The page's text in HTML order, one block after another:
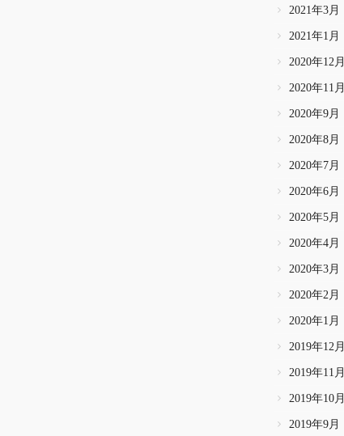
2021年3月
2021年1月
2020年12月
2020年11月
2020年9月
2020年8月
2020年7月
2020年6月
2020年5月
2020年4月
2020年3月
2020年2月
2020年1月
2019年12月
2019年11月
2019年10月
2019年9月